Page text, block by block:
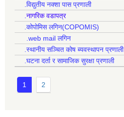
.विद्युतीय नक्शा पास प्रणाली
.नागरिक वडापत्र
.कोपोमिस लगिन(COPOMIS)
.web mail लगिन
.स्थानीय सञ्चित कोष ब्यवस्थापन प्रणाली
.घटना दर्ता र सामाजिक सुरक्षा प्रणाली
1 2